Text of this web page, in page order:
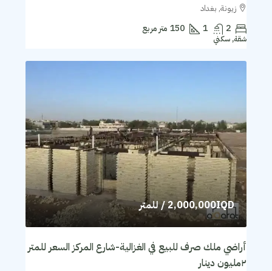
زيونة, بغداد
2
1
150 متر مربع
شقة, سكني
2,000,000IQD/ للمتر
أراضي ملك صرف للبيع في الغزالية-شارع المركز السعر للمتر
٢مليون دينار